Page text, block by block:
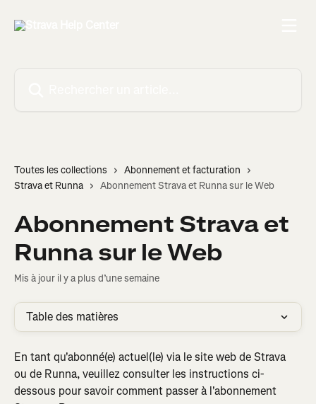
Toutes les collections
Abonnement et facturation
Strava et Runna
Abonnement Strava et Runna sur le Web
Abonnement Strava et
Runna sur le Web
Mis à jour il y a plus d’une semaine
Table des matières
En tant qu'abonné(e) actuel(le) via le site web de Strava
ou de Runna, veuillez consulter les instructions ci-
dessous pour savoir comment passer à l'abonnement